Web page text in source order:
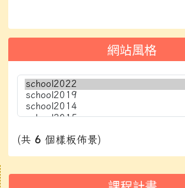
網站風格
(共 6 個樣板佈景)